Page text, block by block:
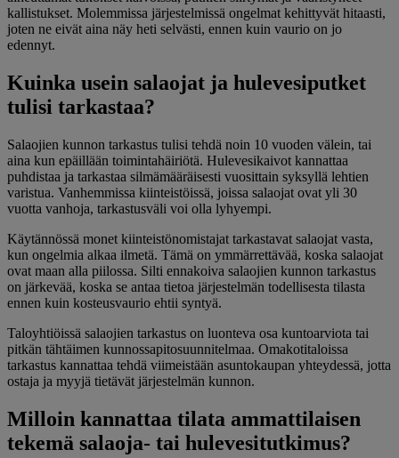
kallistukset. Molemmissa järjestelmissä ongelmat kehittyvät hitaasti,
joten ne eivät aina näy heti selvästi, ennen kuin vaurio on jo
edennyt.
Kuinka usein salaojat ja hulevesiputket
tulisi tarkastaa?
Salaojien kunnon tarkastus tulisi tehdä noin 10 vuoden välein, tai
aina kun epäillään toimintahäiriötä. Hulevesikaivot kannattaa
puhdistaa ja tarkastaa silmämääräisesti vuosittain syksyllä lehtien
varistua. Vanhemmissa kiinteistöissä, joissa salaojat ovat yli 30
vuotta vanhoja, tarkastusväli voi olla lyhyempi.
Käytännössä monet kiinteistönomistajat tarkastavat salaojat vasta,
kun ongelmia alkaa ilmetä. Tämä on ymmärrettävää, koska salaojat
ovat maan alla piilossa. Silti ennakoiva salaojien kunnon tarkastus
on järkevää, koska se antaa tietoa järjestelmän todellisesta tilasta
ennen kuin kosteusvaurio ehtii syntyä.
Taloyhtiöissä salaojien tarkastus on luonteva osa kuntoarviota tai
pitkän tähtäimen kunnossapitosuunnitelmaa. Omakotitaloissa
tarkastus kannattaa tehdä viimeistään asuntokaupan yhteydessä, jotta
ostaja ja myyjä tietävät järjestelmän kunnon.
Milloin kannattaa tilata ammattilaisen
tekemä salaoja- tai hulevesitutkimus?